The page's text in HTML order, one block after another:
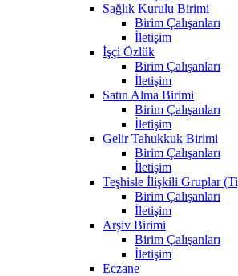
Sağlık Kurulu Birimi
Birim Çalışanları
İletişim
İşçi Özlük
Birim Çalışanları
İletişim
Satın Alma Birimi
Birim Çalışanları
İletişim
Gelir Tahukkuk Birimi
Birim Çalışanları
İletişim
Teşhisle İlişkili Gruplar
Birim Çalışanları
İletişim
Arşiv Birimi
Birim Çalışanları
İletişim
Eczane